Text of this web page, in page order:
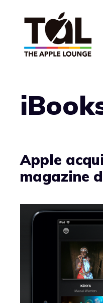
Apple
magazine